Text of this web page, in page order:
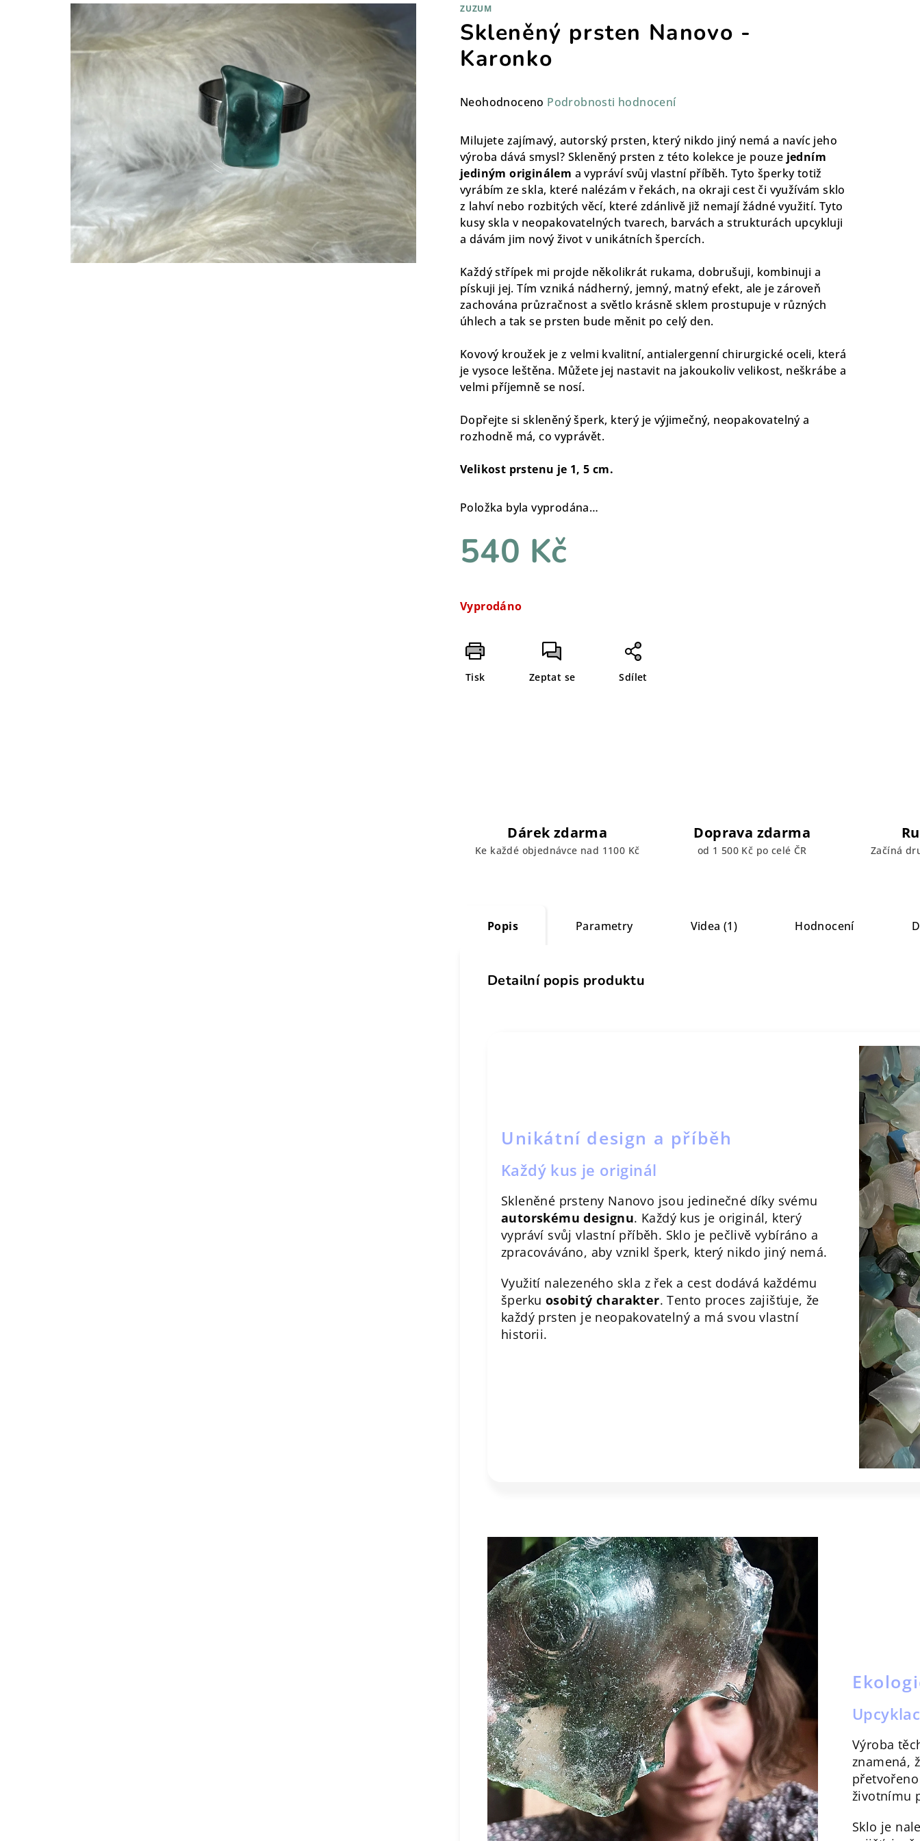
ZUZUM
Skleněný prsten Nanovo -
Karonko
Průměrné
produktu
je
0,0
z
5
hvězdiček.
Neohodnoceno Podrobnosti hodnocení
Milujete zajímavý, autorský prsten, který nikdo jiný nemá a navíc jeho
výroba dává smysl? Skleněný prsten z této kolekce je pouze jedním
jediným originálem a vypráví svůj vlastní příběh. Tyto šperky totiž
vyrábím ze skla, které nalézám v řekách, na okraji cest či využívám sklo
z lahví nebo rozbitých věcí, které zdánlivě již nemají žádné využití. Tyto
kusy skla v neopakovatelných tvarech, barvách a strukturách upcykluji
a dávám jim nový život v unikátních špercích.
Každý střípek mi projde několikrát rukama, dobrušuji, kombinuji a
pískuji jej. Tím vzniká nádherný, jemný, matný efekt, ale je zároveň
zachována průzračnost a světlo krásně sklem prostupuje v různých
úhlech a tak se prsten bude měnit po celý den.
Kovový kroužek je z velmi kvalitní, antialergenní chirurgické oceli, která
je vysoce leštěna. Můžete jej nastavit na jakoukoliv velikost, neškrábe a
velmi příjemně se nosí.
Dopřejte si skleněný šperk, který je výjimečný, neopakovatelný a
rozhodně má, co vyprávět.
Velikost prstenu je 1, 5 cm.
Položka byla vyprodána…
540 Kč
cena:
Vyprodáno
Tisk Zeptat se Sdílet
Dárek zdarma
Ke každé objednávce nad 1100 Kč
Doprava zdarma
od 1 500 Kč po celé ČR Začíná
Popis Parametry Videa (1) Hodnocení
Detailní popis produktu
Unikátní design a příběh
Každý kus je originál
Skleněné prsteny Nanovo jsou jedinečné díky svému
autorskému designu. Každý kus je originál, který
vypráví svůj vlastní příběh. Sklo je pečlivě vybíráno a
zpracováváno, aby vznikl šperk, který nikdo jiný nemá.
Využití nalezeného skla z řek a cest dodává každému
šperku osobitý charakter. Tento proces zajišťuje, že
každý prsten je neopakovatelný a má svou vlastní
historii.
Výroba
znamená,
životnímu
Sklo je